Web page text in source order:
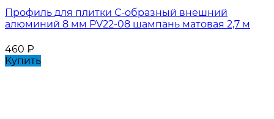
Профиль для плитки С-образный внешний
алюминий 8 мм PV22-08 шампань матовая 2,7 м
460 ₽
Купить